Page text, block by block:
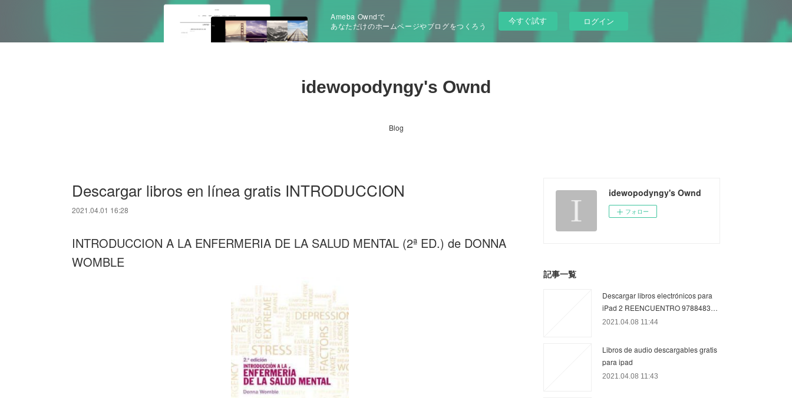
Ameba Owndで
あなただけのホームページやブログをつくろう
今すぐ試す ログイン
idewopodyngy's Ownd
Blog
Descargar libros en línea gratis INTRODUCCION
2021.04.01 16:28
INTRODUCCION A LA ENFERMERIA DE LA SALUD MENTAL (2ª ED.) de DONNA
WOMBLE
idewopodyngy's Ownd
フォロー
記事一覧
Descargar libros electrónicos para
iPad 2 REENCUENTRO 9788483…
2021.04.08 11:44
Libros de audio descargables gratis
para ipad
2021.04.08 11:43